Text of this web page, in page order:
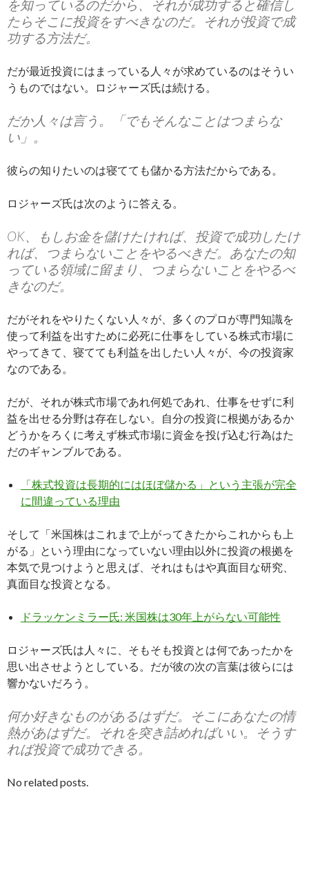
を知っているのだから、それが成功すると確信し
たらそこに投資をすべきなのだ。それが投資で成
功する方法だ。
だが最近投資にはまっている人々が求めているのはそうい
うものではない。ロジャーズ氏は続ける。
だか人々は言う。「でもそんなことはつまらな
い」。
彼らの知りたいのは寝てても儲かる方法だからである。
ロジャーズ氏は次のように答える。
OK、もしお金を儲けたければ、投資で成功したけ
れば、つまらないことをやるべきだ。あなたの知
っている領域に留まり、つまらないことをやるべ
きなのだ。
だがそれをやりたくない人々が、多くのプロが専門知識を
使って利益を出すために必死に仕事をしている株式市場に
やってきて、寝てても利益を出したい人々が、今の投資家
なのである。
だが、それが株式市場であれ何処であれ、仕事をせずに利
益を出せる分野は存在しない。自分の投資に根拠があるか
どうかをろくに考えず株式市場に資金を投げ込む行為はた
だのギャンブルである。
「株式投資は長期的にはほぼ儲かる」という主張が完全
に間違っている理由
そして「米国株はこれまで上がってきたからこれからも上
がる」という理由になっていない理由以外に投資の根拠を
本気で見つけようと思えば、それはもはや真面目な研究、
真面目な投資となる。
ドラッケンミラー氏: 米国株は30年上がらない可能性
ロジャーズ氏は人々に、そもそも投資とは何であったかを
思い出させようとしている。だが彼の次の言葉は彼らには
響かないだろう。
何か好きなものがあるはずだ。そこにあなたの情
熱があはずだ。それを突き詰めればいい。そうす
れば投資で成功できる。
No related posts.